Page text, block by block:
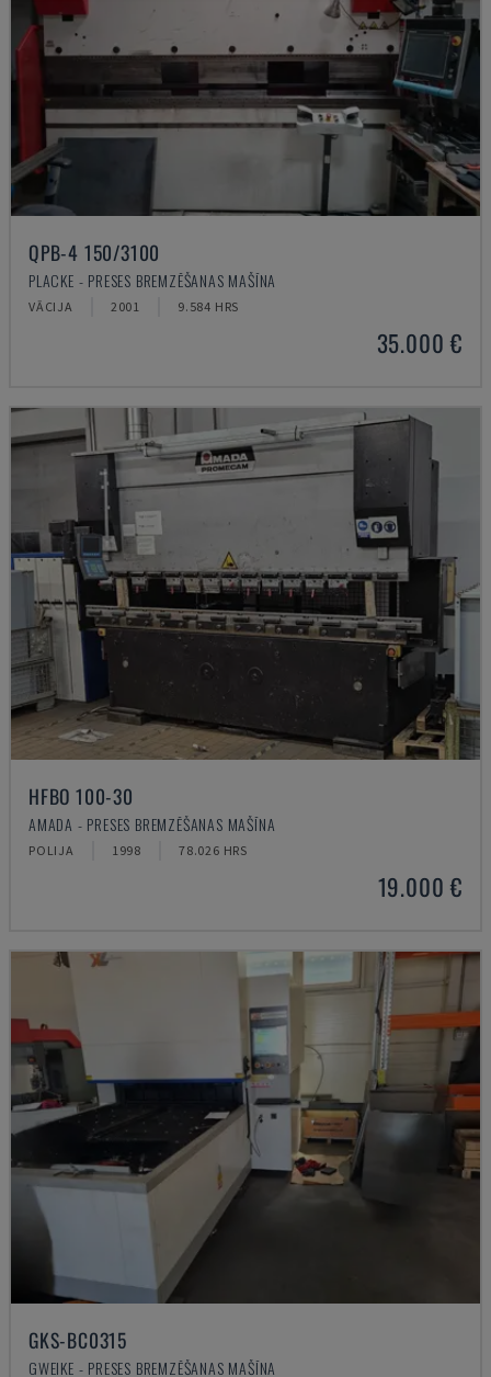
QPB-4 150/3100
PLACKE - PRESES BREMZĒŠANAS MAŠĪNA
VĀCIJA 2001 9.584 HRS
35.000 €
HFBO 100-30
AMADA - PRESES BREMZĒŠANAS MAŠĪNA
POLIJA 1998 78.026 HRS
19.000 €
GKS-BC0315
GWEIKE - PRESES BREMZĒŠANAS MAŠĪNA